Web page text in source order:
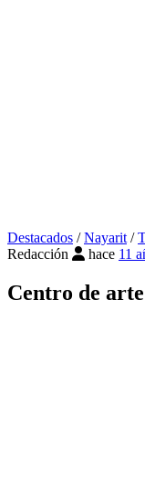
Destacados /Nayarit/
Redacción
hace 11
Centro de